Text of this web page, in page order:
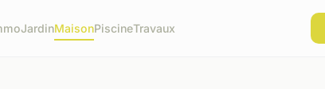
JardinMaisonPiscineTravaux